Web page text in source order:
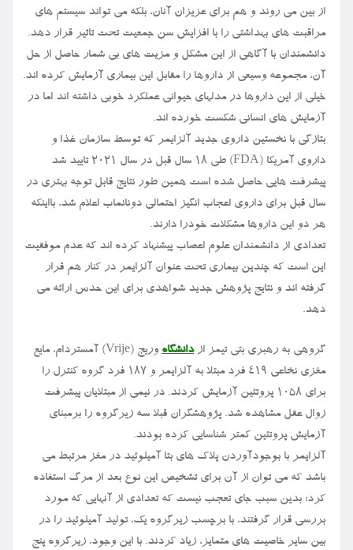
از بین می روند و هم برای عزیزان آنان، بلکه می تواند سیستم های
مراقبت های بهداشتی را با افزایش سن جمعیت تحت تاثیر قرار دهد.
دانشمندان با آگاهی از این مشکل و مزیت های بی شمار حاصل از حل
آن، مجموعه وسیعی از داروها را مقابل این بیماری آزمایش کرده اند.
خیلی از این داروها در مدلهای حیوانی عملکرد خوبی داشته اند اما در
آزمایش های انسانی شکست خورده اند.
بتازگی با نخستین داروی جدید آلزایمر که توسط سازمان غذا و
داروی آمریکا (FDA) طی ۱۸ سال قبل در سال ۲۰۲۱ تایید شد
پیشرفت هایی حاصل شده است همین طور نتایج قابل توجه بهتری در
سال قبل برای داروی اعجاب انگیز احتمالی دونانماب اعلام شد، بااینکه
هر دو این داروها مشکلات خودرا دارند.
تعدادی از دانشمندان علوم اعصاب پیشنهاد کرده اند که عدم موفقیت
این است که چندین بیماری تحت عنوان آلزایمر در کنار هم قرار
گرفته اند و نتایج پژوهش جدید شواهدی برای این حدس ارائه می
دهد.
گروهی به رهبری بتی تیمز ازدانشگاه
وریج (Vrije) آمستردام، مایع
مغزی نخاعی ۴۱۹ فرد مبتلا به آلزایمر و ۱۸۷ فرد گروه کنترل را
برای ۱۰۵۸ پروتئین آزمایش کردند. در نیمی از مبتلایان پیشرفت
زوال عقل مشاهده شد. پژوهشگران قبلا سه زیرگروه را برمبنای
آزمایش پروتئین کمتر شناسایی کرده بودند.
آلزایمر با بوجودآوردن پلاک های بتا آمیلوئید در مغز مرتبط می
باشد که می توان از آن برای تشخیص این نوع بعد از مرگ استفاده
کرد؛ بدین سبب جای تعجب نیست که تعدادی از آنهایی که مورد
بررسی قرار گرفتند، با برچسب زیرگروه یک، تولید آمیلوئید را در
بین سایر خاصیت های متمایز، زیاد کردند. با این وجود، زیرگروه پنج